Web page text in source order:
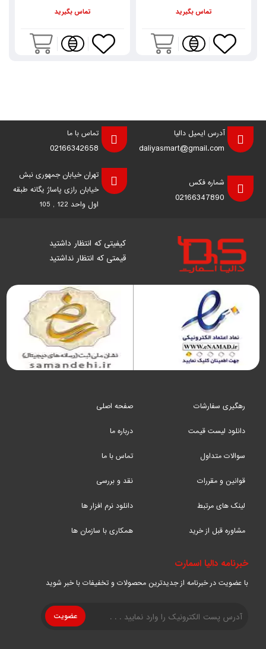
تماس بگیرید تماس بگیرید
آدرس ایمیل دالیا
daliyasmart@gmail.com
تماس با ما
02166342658
شماره فکس
02166347890
تهران خیابان جمهوری نبش
خیابان رازی پاساژ یگانه طبقه
اول واحد 122 , 105
کیفیتی که انتظار داشتید
قیمتی که انتظار نداشتید
رهگیری سفارشات
دانلود لیست قیمت
سوالات متداول
قوانین و مقررات
لینک های مرتبط
مشاوره قبل از خرید
صفحه اصلی
درباره ما
تماس با ما
نقد و بررسی
دانلود نرم افزار ها
همکاری با سازمان ها
خبرنامه دالیا اسمارت
با عضویت در خبرنامه از جدیدترین محصولات و تخفیفات با خبر شوید